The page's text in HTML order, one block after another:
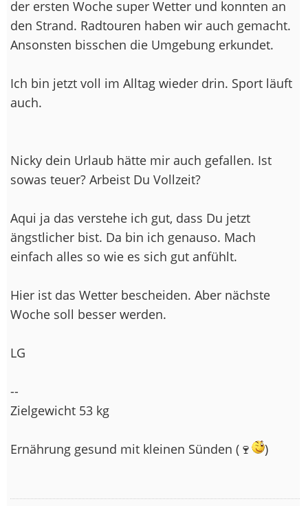
der ersten Woche super Wetter und konnten an
den Strand. Radtouren haben wir auch gemacht.
Ansonsten bisschen die Umgebung erkundet.
Ich bin jetzt voll im Alltag wieder drin. Sport läuft
auch.
Nicky dein Urlaub hätte mir auch gefallen. Ist
sowas teuer? Arbeist Du Vollzeit?
Aqui ja das verstehe ich gut, dass Du jetzt
ängstlicher bist. Da bin ich genauso. Mach
einfach alles so wie es sich gut anfühlt.
Hier ist das Wetter bescheiden. Aber nächste
Woche soll besser werden.
LG
--
Zielgewicht 53 kg
Ernährung gesund mit kleinen Sünden (🍷 )